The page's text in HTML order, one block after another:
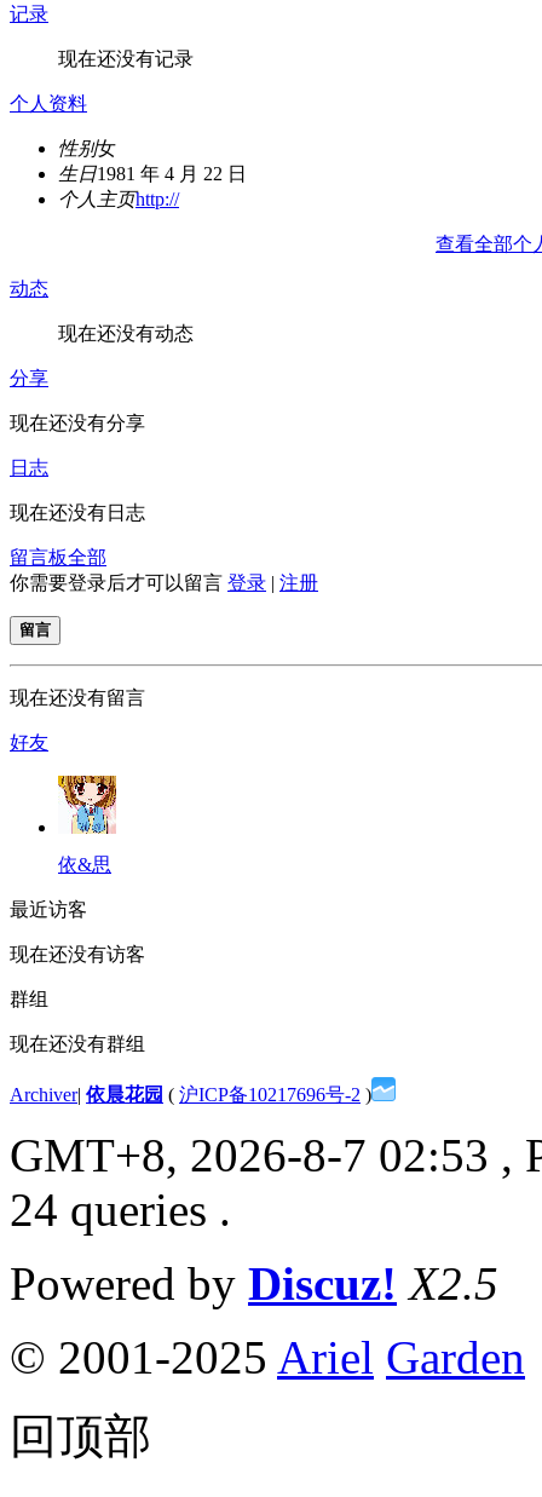
记录
现在还没有记录
个人资料
性别女
生日1981 年 4 月 22 日
个人主页http://
查看全部个
动态
现在还没有动态
分享
现在还没有分享
日志
现在还没有日志
留言板全部
你需要登录后才可以留言 登录 | 注册
留言
现在还没有留言
好友
依&思
最近访客
现在还没有访客
群组
现在还没有群组
Archiver| 依晨花园 ( 沪ICP备10217696号-2 )
GMT+8, 2026-8-7 02:53 ,
24 queries .
Powered by Discuz! X2.5
© 2001-2025 Ariel Garden
回顶部